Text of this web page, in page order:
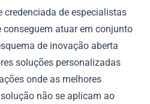
credenciada de especialistas
atuar em conjunto
de inovação aberta
soluções personalizadas
onde as melhores
não se aplicam ao